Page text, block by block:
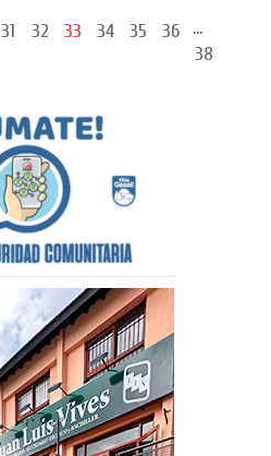
31 32 33 34 35 36
...
38